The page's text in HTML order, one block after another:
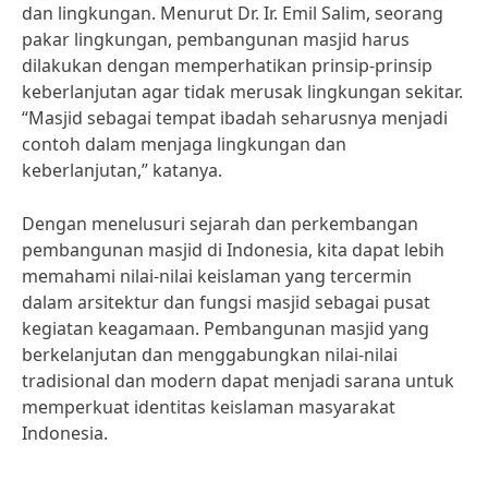
dan lingkungan. Menurut Dr. Ir. Emil Salim, seorang
pakar lingkungan, pembangunan masjid harus
dilakukan dengan memperhatikan prinsip-prinsip
keberlanjutan agar tidak merusak lingkungan sekitar.
“Masjid sebagai tempat ibadah seharusnya menjadi
contoh dalam menjaga lingkungan dan
keberlanjutan,” katanya.
Dengan menelusuri sejarah dan perkembangan
pembangunan masjid di Indonesia, kita dapat lebih
memahami nilai-nilai keislaman yang tercermin
dalam arsitektur dan fungsi masjid sebagai pusat
kegiatan keagamaan. Pembangunan masjid yang
berkelanjutan dan menggabungkan nilai-nilai
tradisional dan modern dapat menjadi sarana untuk
memperkuat identitas keislaman masyarakat
Indonesia.